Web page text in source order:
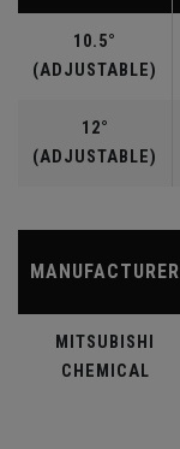
10.5°
(ADJUSTABLE)
12°
(ADJUSTABLE)
MANUFACTURER
MITSUBISHI
CHEMICAL